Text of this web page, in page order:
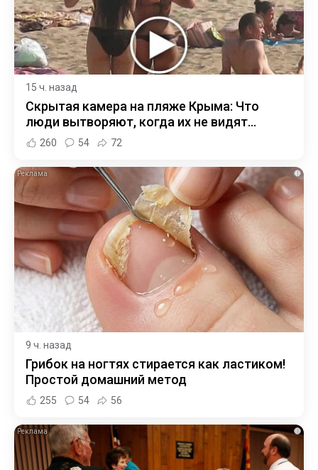
15 ч. назад
Скрытая камера на пляже Крыма: Что
люди вытворяют, когда их не видят...
260 54 72
i
9 ч. назад
Грибок на ногтях стирается как ластиком!
Простой домашний метод
255 54 56
i